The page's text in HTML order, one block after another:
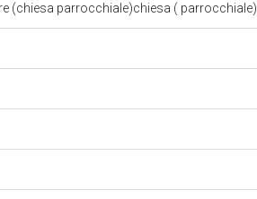
(chiesa parrocchiale)chiesa ( parrocchiale)